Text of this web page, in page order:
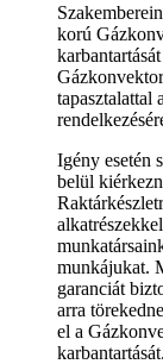
korú
tapasztalattal
Igény esetén
belül
munkájukat.
garanciát
arra
el a
karbantartását.